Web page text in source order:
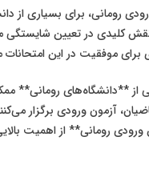
رومانی، برای بسیاری
کلیدی در تعیین شایستگی
برای موفقیت در این امتحانات
از **دانشگاه‌های رومانی**
آزمون ورودی برگزار
ورودی رومانی** از اهمیت